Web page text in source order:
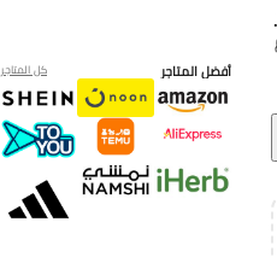
أفضل المتاجر كل المتاجر